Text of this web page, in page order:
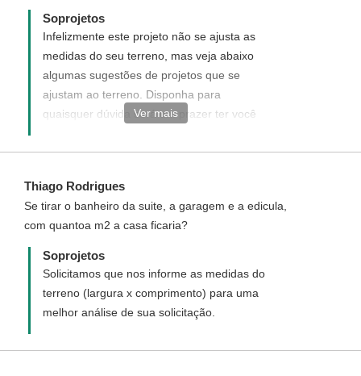
Disponha para quaisquer dúvida, será um
prazer ter você como um de nossos
clientes. https://www.soprojetos.com.br/ver-
projetos/plantas?frente=9&fundo=25
Soprojetos
Infelizmente este projeto não se ajusta as
medidas do seu terreno, mas veja abaixo
algumas sugestões de projetos que se
ajustam ao terreno. Disponha para
quaisquer dúvida será um prazer ter você
https://www.soprojetos.com.br/ver-
frente=10&fundo=20
Ver mais
Thiago Rodrigues
Se tirar o banheiro da suite, a garagem e a edicula,
com quantoa m2 a casa ficaria?
Soprojetos
Solicitamos que nos informe as medidas do
terreno (largura x comprimento) para uma
melhor análise de sua solicitação.